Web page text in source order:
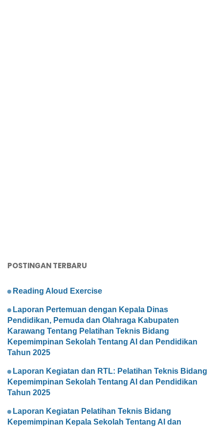
POSTINGAN TERBARU
Reading Aloud Exercise
Laporan Pertemuan dengan Kepala Dinas
Pendidikan, Pemuda dan Olahraga Kabupaten
Karawang Tentang Pelatihan Teknis Bidang
Kepemimpinan Sekolah Tentang AI dan Pendidikan
Tahun 2025
Laporan Kegiatan dan RTL: Pelatihan Teknis Bidang
Kepemimpinan Sekolah Tentang AI dan Pendidikan
Tahun 2025
Laporan Kegiatan Pelatihan Teknis Bidang
Kepemimpinan Kepala Sekolah Tentang AI dan